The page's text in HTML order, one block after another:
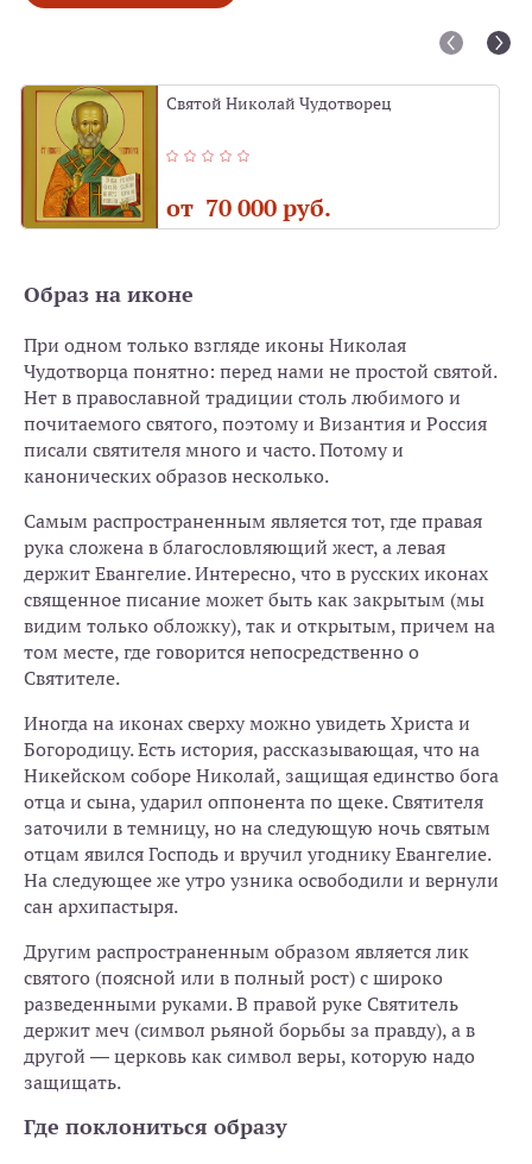
Святой Николай Чудотворец
от 70 000 руб.
Образ на иконе
При одном только взгляде иконы Николая
Чудотворца понятно: перед нами не простой святой.
Нет в православной традиции столь любимого и
почитаемого святого, поэтому и Византия и Россия
писали святителя много и часто. Потому и
канонических образов несколько.
Самым распространенным является тот, где правая
рука сложена в благословляющий жест, а левая
держит Евангелие. Интересно, что в русских иконах
священное писание может быть как закрытым (мы
видим только обложку), так и открытым, причем на
том месте, где говорится непосредственно о
Святителе.
Иногда на иконах сверху можно увидеть Христа и
Богородицу. Есть история, рассказывающая, что на
Никейском соборе Николай, защищая единство бога
отца и сына, ударил оппонента по щеке. Святителя
заточили в темницу, но на следующую ночь святым
отцам явился Господь и вручил угоднику Евангелие.
На следующее же утро узника освободили и вернули
сан архипастыря.
Другим распространенным образом является лик
святого (поясной или в полный рост) с широко
разведенными руками. В правой руке Святитель
держит меч (символ рьяной борьбы за правду), а в
другой — церковь как символ веры, которую надо
защищать.
Где поклониться образу